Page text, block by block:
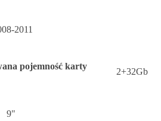
2011
pojemność karty
2+32Gb
9"